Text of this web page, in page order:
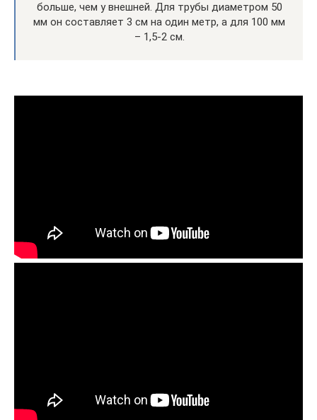
больше, чем у внешней. Для трубы диаметром 50
мм он составляет 3 см на один метр, а для 100 мм
– 1,5-2 см.